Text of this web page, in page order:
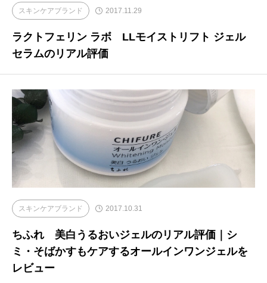
スキンケアブランド 2017.11.29
ラクトフェリン ラボ LLモイストリフト ジェル
セラムのリアル評価
スキンケアブランド 2017.10.31
ちふれ 美白うるおいジェルのリアル評価｜シ
ミ・そばかすもケアするオールインワンジェルを
レビュー